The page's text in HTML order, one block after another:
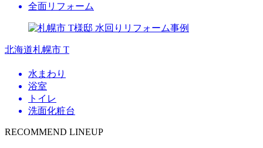
全面リフォーム
北海道札幌市 T
水まわり
浴室
トイレ
洗面化粧台
RECOMMEND LINEUP